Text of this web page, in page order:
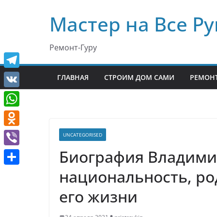
содержимомуМастер на Все
Ремонт-Гуру
ГЛАВНАЯ СТРОИМ ДОМ САМИ
UNCATEGORISED
Биография
национальность,
его жизни
T
e
l
e
g
r
V
K
W
h
a
t
O
d
n
V